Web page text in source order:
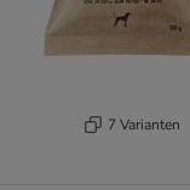
7 Varianten